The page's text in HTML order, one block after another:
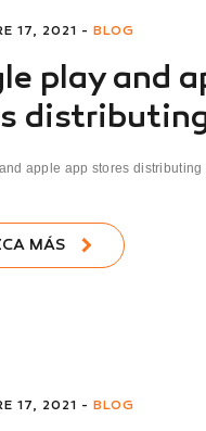
17, 2021 - BLOG
play and
apple app stores distributing
MÁS
17, 2021 - BLOG